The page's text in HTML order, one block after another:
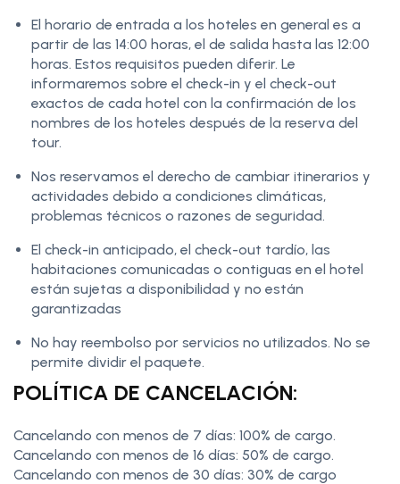
El horario de entrada a los hoteles en general es a
partir de las 14:00 horas, el de salida hasta las 12:00
horas. Estos requisitos pueden diferir. Le
informaremos sobre el check-in y el check-out
exactos de cada hotel con la confirmación de los
nombres de los hoteles después de la reserva del
tour.
Nos reservamos el derecho de cambiar itinerarios y
actividades debido a condiciones climáticas,
problemas técnicos o razones de seguridad.
El check-in anticipado, el check-out tardío, las
habitaciones comunicadas o contiguas en el hotel
están sujetas a disponibilidad y no están
garantizadas
No hay reembolso por servicios no utilizados. No se
permite dividir el paquete.
POLÍTICA DE CANCELACIÓN:
Cancelando con menos de 7 días: 100% de cargo.
Cancelando con menos de 16 días: 50% de cargo.
Cancelando con menos de 30 días: 30% de cargo